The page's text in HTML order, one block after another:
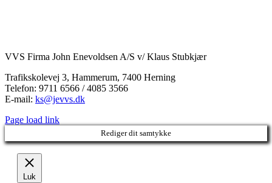
VVS Firma John Enevoldsen A/S v/ Klaus Stubkjær
Trafikskolevej 3, Hammerum, 7400 Herning
Telefon: 9711 6566 / 4085 3566
E-mail: ks@jevvs.dk
Page load link
Rediger dit samtykke
Luk